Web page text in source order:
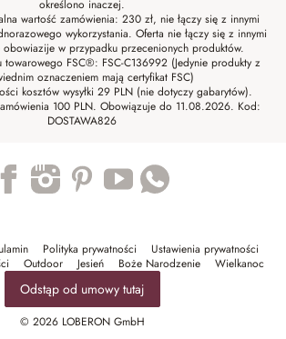
określono inaczej.
wartość zamówienia: 230 zł, nie łączy się z innymi
wykorzystania. Oferta nie łączy się z innymi
w przypadku przecenionych produktów.
towarowego FSC®: FSC-C136992 (Jedynie produkty z
oznaczeniem mają certyfikat FSC)
kosztów wysyłki 29 PLN (nie dotyczy gabarytów).
100 PLN. Obowiązuje do 11.08.2026. Kod:
DOSTAWA826
Polityka prywatności
Ustawienia prywatności
Outdoor Jesień Boże Narodzenie Wielkanoc
Odstąp od umowy tutaj
© 2026 LOBERON GmbH